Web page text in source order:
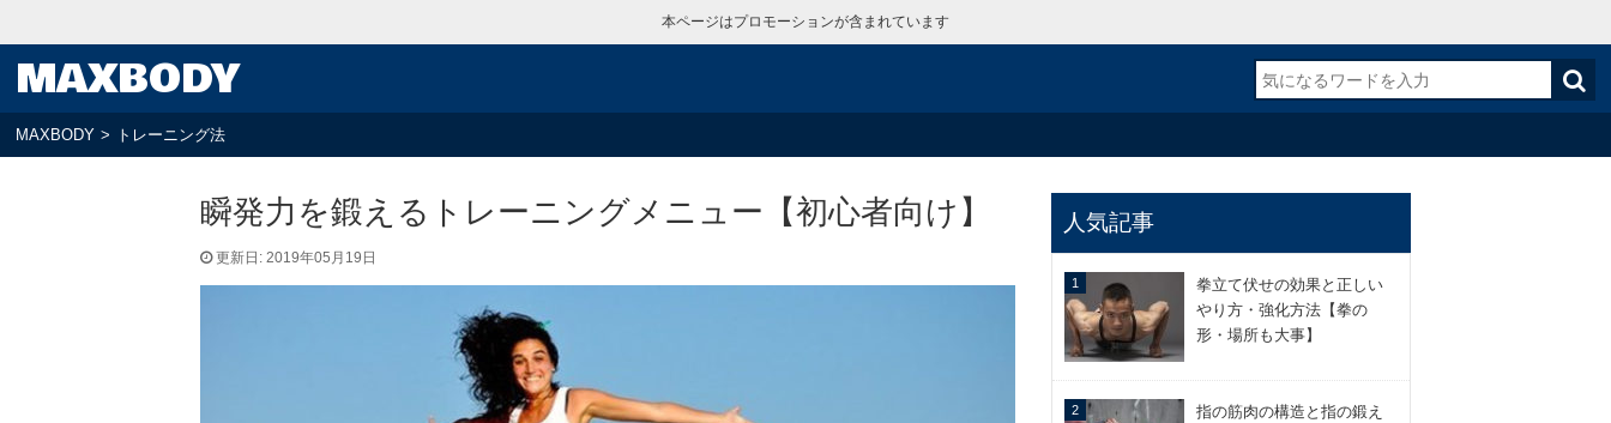
本ページはプロモーションが含まれています
MAXBODY
MAXBODY > トレーニング法
瞬発力を鍛えるトレーニングメニュー【初心者向け】
更新日: 2019年05月19日
人気記事
拳立て伏せの効果と正しい
やり方・強化方法【拳の
形・場所も大事】
指の筋肉の構造と指の鍛え